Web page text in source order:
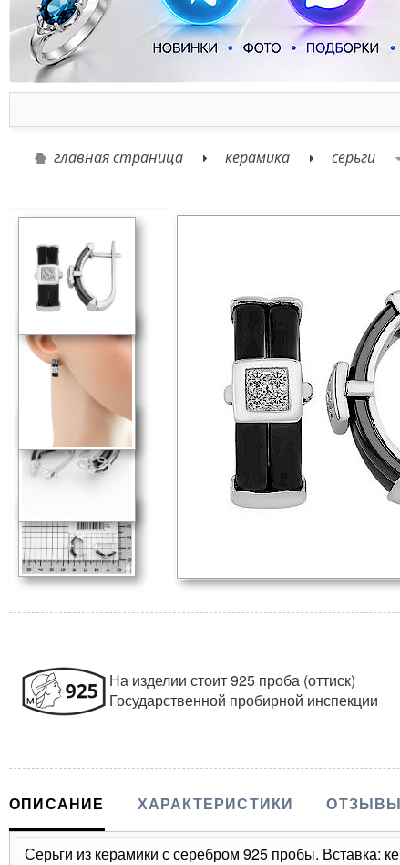
главная страница керамика серьги
На изделии стоит 925 проба (оттиск)
Государственной пробирной инспекции
ОПИСАНИЕ ХАРАКТЕРИСТИКИ ОТЗЫВЫ
Серьги из керамики с серебром 925 пробы. Вставка: